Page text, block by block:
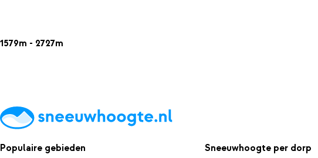
1579m - 2727m
Populaire gebieden Sneeuwhoogte per dorp